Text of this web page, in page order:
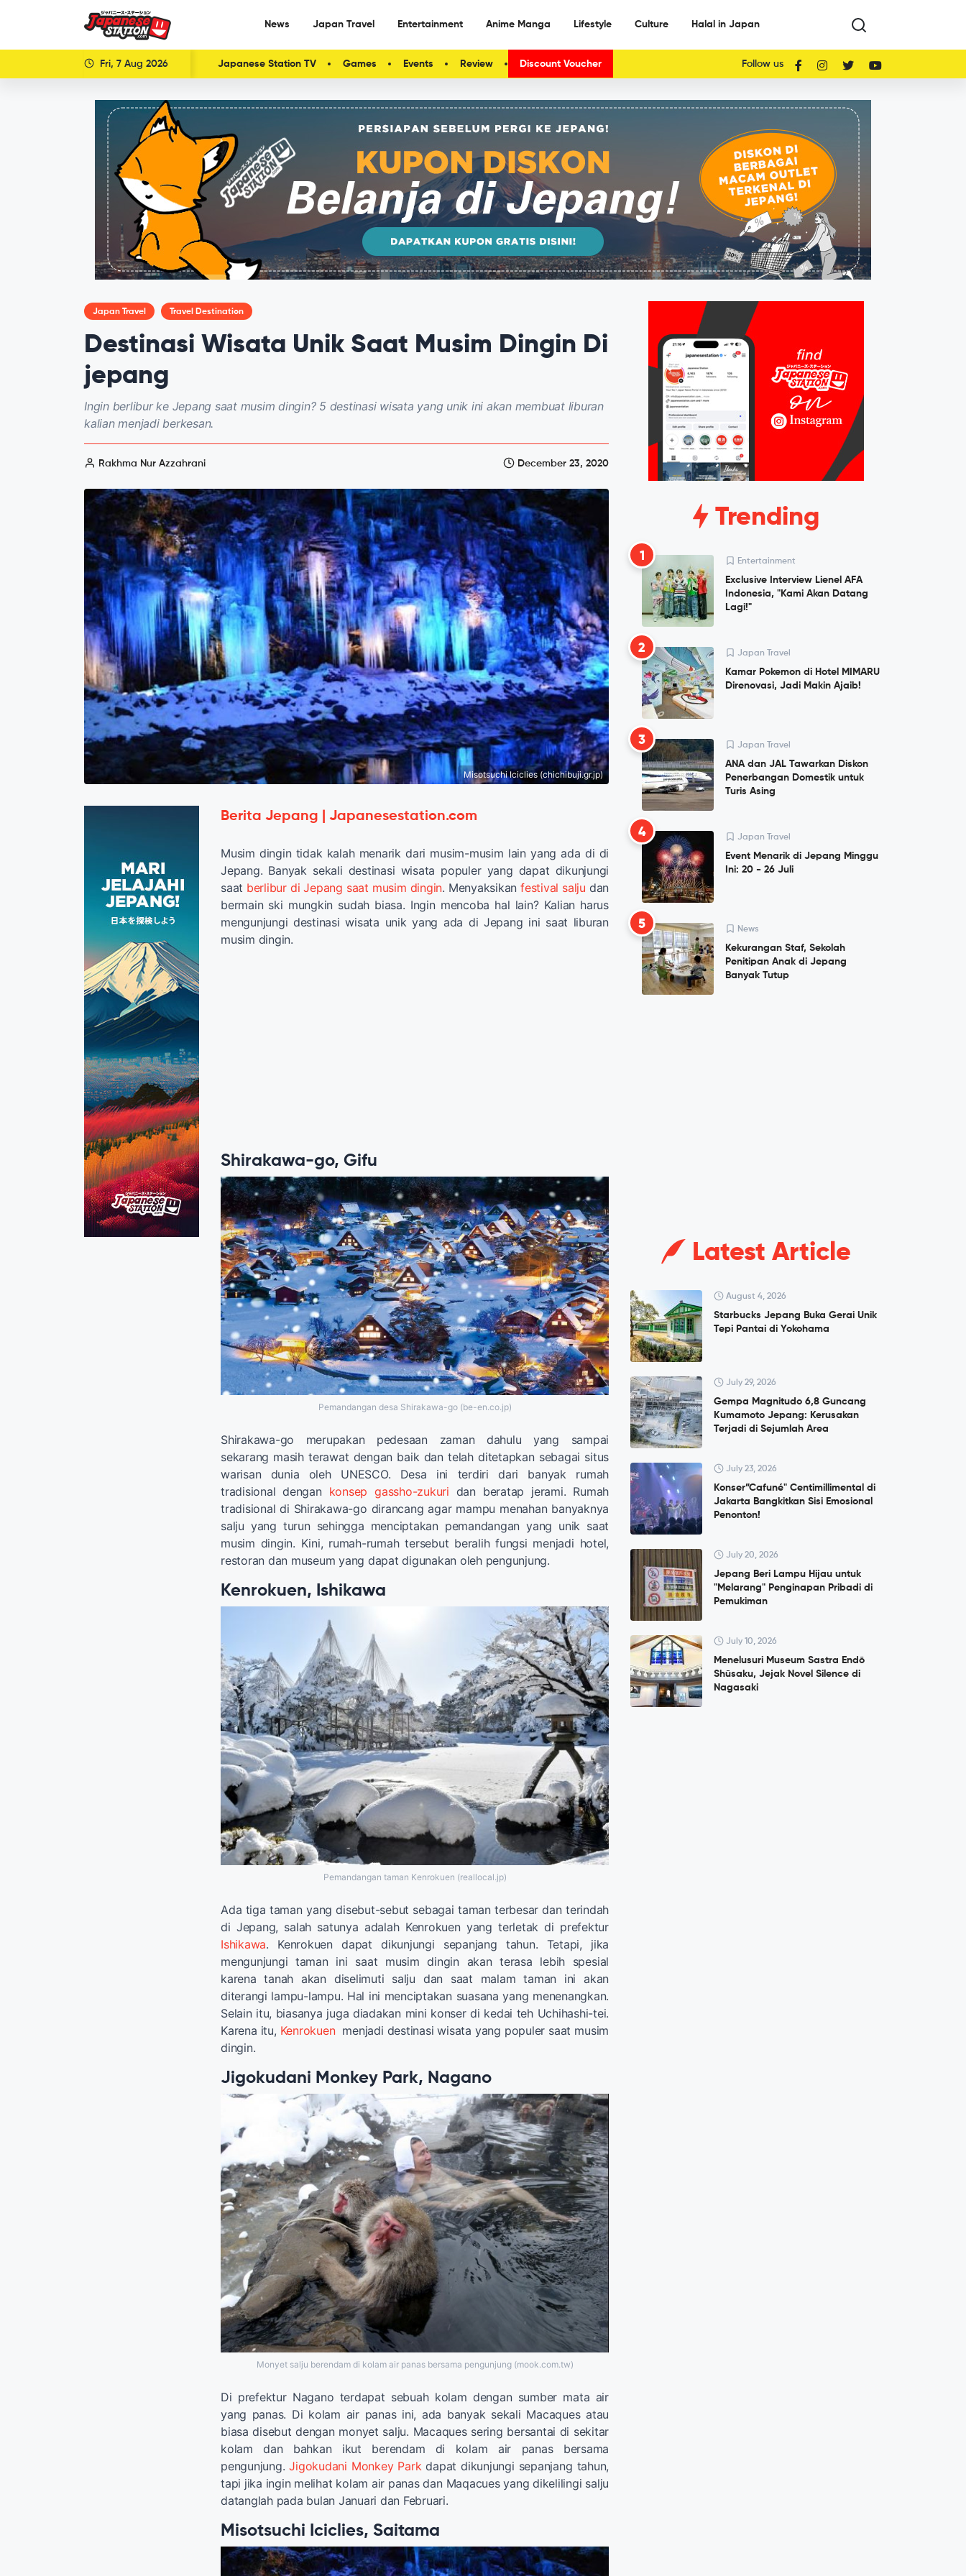
News Japan Travel Entertainment Anime Manga Lifestyle Culture Halal in Japan
Fri, 7 Aug 2026 Japanese Station TV Games Events Review Discount Voucher Follow us
Japan Travel Travel Destination
Destinasi Wisata Unik Saat Musim Dingin Di
jepang
Ingin berlibur ke Jepang saat musim dingin? 5 destinasi wisata yang unik ini akan membuat liburan
kalian menjadi berkesan.
Rakhma Nur Azzahrani December 23, 2020
Misotsuchi Iciclies (chichibuji.gr.jp)
Berita Jepang | Japanesestation.com
Musim dingin tidak kalah menarik dari musim-musim lain yang ada di di
Jepang. Banyak sekali destinasi wisata populer yang dapat dikunjungi
saat berlibur di Jepang saat musim dingin. Menyaksikan festival salju dan
bermain ski mungkin sudah biasa. Ingin mencoba hal lain? Kalian harus
mengunjungi destinasi wisata unik yang ada di Jepang ini saat liburan
musim dingin.
Shirakawa-go, Gifu
Pemandangan desa Shirakawa-go (be-en.co.jp)
Shirakawa-go merupakan pedesaan zaman dahulu yang sampai
sekarang masih terawat dengan baik dan telah ditetapkan sebagai situs
warisan dunia oleh UNESCO. Desa ini terdiri dari banyak rumah
tradisional dengankonsep gassho-zukuri dan beratap jerami. Rumah
tradisional di Shirakawa-go dirancang agar mampu menahan banyaknya
salju yang turun sehingga menciptakan pemandangan yang unik saat
musim dingin. Kini, rumah-rumah tersebut beralih fungsi menjadi hotel,
restoran dan museum yang dapat digunakan oleh pengunjung.
Kenrokuen, Ishikawa
Pemandangan taman Kenrokuen (reallocal.jp)
Ada tiga taman yang disebut-sebut sebagai taman terbesar dan terindah
di Jepang, salah satunya adalah Kenrokuen yang terletak di prefektur
Ishikawa. Kenrokuen dapat dikunjungi sepanjang tahun. Tetapi, jika
mengunjungi taman ini saat musim dingin akan terasa lebih spesial
karena tanah akan diselimuti salju dan saat malam taman ini akan
diterangi lampu-lampu. Hal ini menciptakan suasana yang menenangkan.
Selain itu, biasanya juga diadakan mini konser di kedai teh Uchihashi-tei.
Karena itu, Kenrokuenmenjadi destinasi wisata yang populer saat musim
dingin.
Jigokudani Monkey Park, Nagano
Monyet salju berendam di kolam air panas bersama pengunjung (mook.com.tw)
Di prefektur Nagano terdapat sebuah kolam dengan sumber mata air
yang panas. Di kolam air panas ini, ada banyak sekali Macaques atau
biasa disebut dengan monyet salju. Macaques sering bersantai di sekitar
kolam dan bahkan ikut berendam di kolam air panas bersama
pengunjung.Jigokudani Monkey Park dapat dikunjungi sepanjang tahun,
tapi jika ingin melihat kolam air panas dan Maqacues yang dikelilingi salju
datanglah pada bulan Januari dan Februari.
Misotsuchi Iciclies, Saitama
Trending
1 Entertainment
Exclusive Interview Lienel AFA
Indonesia, "Kami Akan Datang
Lagi!"
2 Japan Travel
Kamar Pokemon di Hotel MIMARU
Direnovasi, Jadi Makin Ajaib!
3 Japan Travel
ANA dan JAL Tawarkan Diskon
Penerbangan Domestik untuk
Turis Asing
4 Japan Travel
Event Menarik di Jepang Minggu
Ini: 20 - 26 Juli
5 News
Kekurangan Staf, Sekolah
Penitipan Anak di Jepang
Banyak Tutup
Latest Article
August 4, 2026
Starbucks Jepang Buka Gerai Unik
Tepi Pantai di Yokohama
July 29, 2026
Gempa Magnitudo 6,8 Guncang
Kumamoto Jepang: Kerusakan
Terjadi di Sejumlah Area
July 23, 2026
Konser”Cafuné" Centimillimental di
Jakarta Bangkitkan Sisi Emosional
Penonton!
July 20, 2026
Jepang Beri Lampu Hijau untuk
"Melarang" Penginapan Pribadi di
Pemukiman
July 10, 2026
Menelusuri Museum Sastra Endō
Shūsaku, Jejak Novel Silence di
Nagasaki